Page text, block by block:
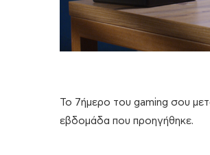
To 7ήμερο του gaming σου
εβδομάδα που προηγήθηκε.